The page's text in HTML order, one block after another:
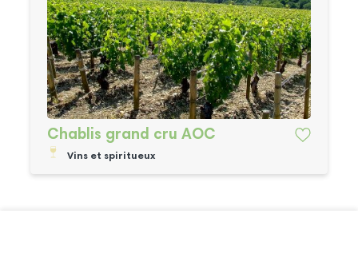
Chablis grand cru AOC
Vins et spiritueux